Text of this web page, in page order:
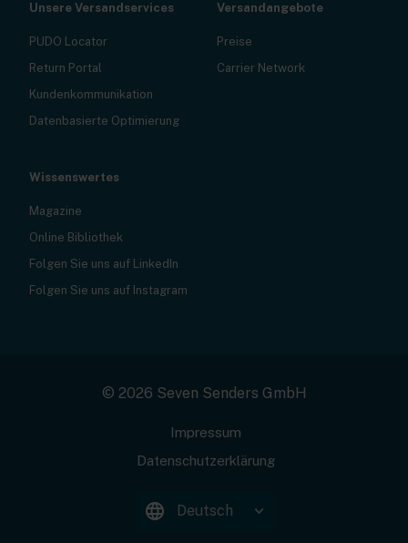
Unsere Versandservices
PUDO Locator
Return Portal
Kundenkommunikation
Datenbasierte Optimierung
Versandangebote
Preise
Carrier Network
Wissenswertes
Magazine
Online Bibliothek
Folgen Sie uns auf LinkedIn
Folgen Sie uns auf Instagram
© 2026 Seven Senders GmbH
Impressum
Datenschutzerklärung
Deutsch